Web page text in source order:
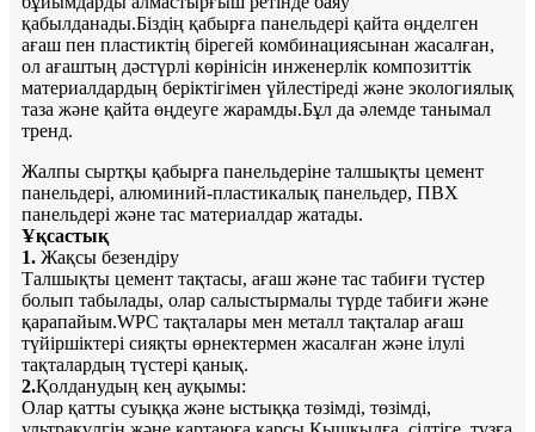
қабылданады.Біздің қабырға панельдері қайта өңделген
ағаш пен пластиктің бірегей комбинациясынан жасалған,
ол ағаштың дәстүрлі көрінісін инженерлік композиттік
материалдардың беріктігімен үйлестіреді және экологиялық
таза және қайта өңдеуге жарамды.Бұл да әлемде танымал
тренд.
Жалпы сыртқы қабырға панельдеріне талшықты цемент
панельдері, алюминий-пластикалық панельдер, ПВХ
панельдері және тас материалдар жатады.
Ұқсастық
1. Жақсы безендіру
Талшықты цемент тақтасы, ағаш және тас табиғи түстер
болып табылады, олар салыстырмалы түрде табиғи және
қарапайым.WPC тақталары мен металл тақталар ағаш
түйіршіктері сияқты өрнектермен жасалған және ілулі
тақталардың түстері қанық.
2.Қолданудың кең ауқымы:
Олар қатты суыққа және ыстыққа төзімді, төзімді,